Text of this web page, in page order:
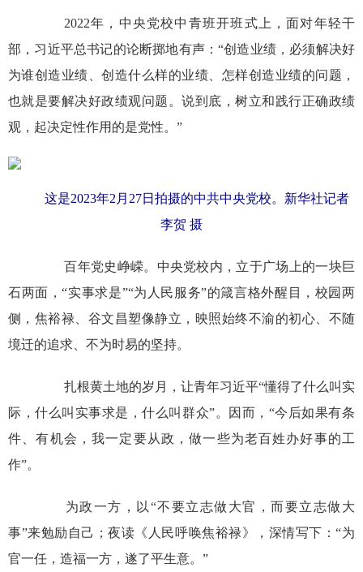
2022年，中央党校中青班开班式上，面对年轻干
部，习近平总书记的论断掷地有声：“创造业绩，必须解决好
为谁创造业绩、创造什么样的业绩、怎样创造业绩的问题，
也就是要解决好政绩观问题。说到底，树立和践行正确政绩
观，起决定性作用的是党性。”
这是2023年2月27日拍摄的中共中央党校。新华社记者
李贺 摄
百年党史峥嵘。中央党校内，立于广场上的一块巨
石两面，“实事求是”“为人民服务”的箴言格外醒目，校园两
侧，焦裕禄、谷文昌塑像静立，映照始终不渝的初心、不随
境迁的追求、不为时易的坚持。
扎根黄土地的岁月，让青年习近平“懂得了什么叫实
际，什么叫实事求是，什么叫群众”。因而，“今后如果有条
件、有机会，我一定要从政，做一些为老百姓办好事的工
作”。
为政一方，以“不要立志做大官，而要立志做大
事”来勉励自己；夜读《人民呼唤焦裕禄》，深情写下：“为
官一任，造福一方，遂了平生意。”